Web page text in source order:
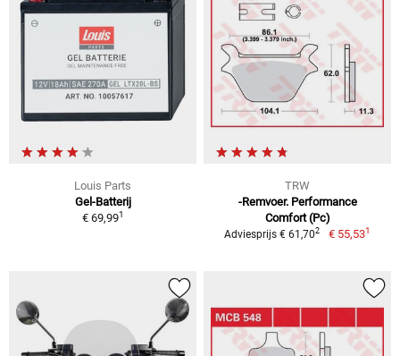
Louis Parts
Gel-Batterij
€ 69,991
TRW
-Remvoer. Performance
Comfort (Pc)
Adviesprijs € 61,702 € 55,531